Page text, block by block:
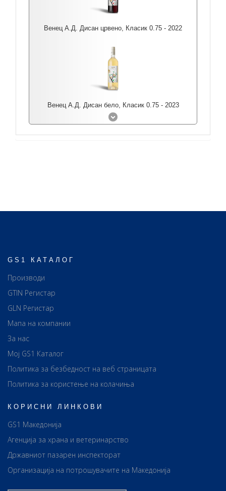
Венец А.Д. Дисан црвено, Класик 0.75 - 2022
Венец А.Д. Дисан бело, Класик 0.75 - 2023
GS1 КАТАЛОГ
Производи
GTIN Регистар
GLN Регистар
Мапа на компании
За нас
Мој GS1 Каталог
Политика за безбедност на веб страницата
Политика за користење на колачиња
КОРИСНИ ЛИНКОВИ
GS1 Македонија
Агенција за храна и ветеринарство
Државниот пазарен инспекторат
Организација на потрошувачите на Македонија